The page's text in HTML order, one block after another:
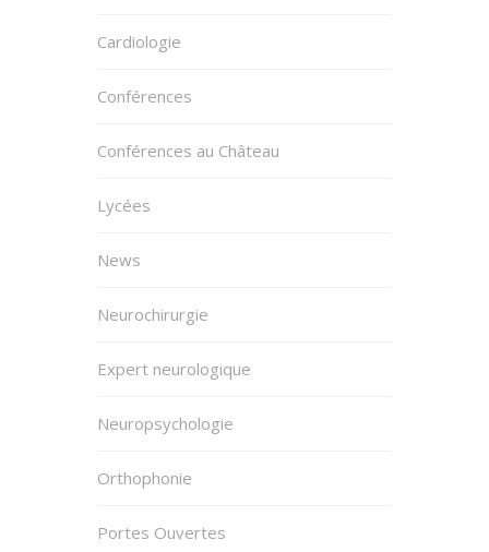
Cardiologie
Conférences
Conférences au Château
Lycées
News
Neurochirurgie
Expert neurologique
Neuropsychologie
Orthophonie
Portes Ouvertes